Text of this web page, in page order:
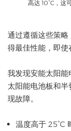
高达 10°C，这
通过遵循这些策
得最佳性能，即使
我发现安能太阳
太阳能电池板和
现故障。
温度高于 25°C